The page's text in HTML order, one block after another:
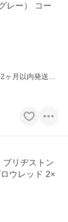
） コー
ヶ月以内発送
ブリヂストン
ウレッド 2×